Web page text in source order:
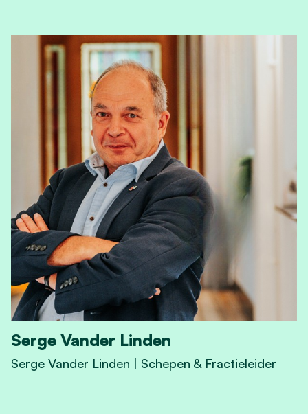
Serge Vander Linden
Serge Vander Linden | Schepen & Fractieleider